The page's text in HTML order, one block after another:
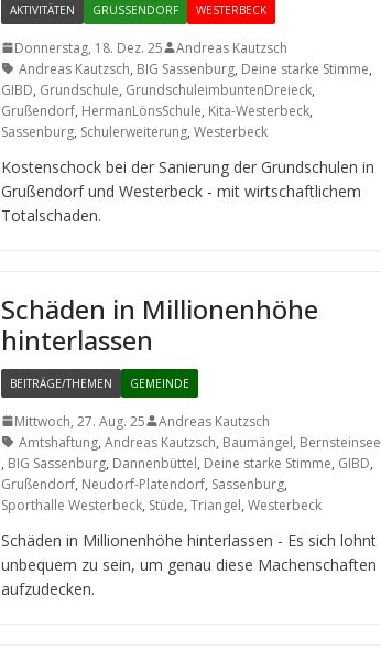
AKTIVITÄTEN GRUSSENDORF WESTERBECK
Donnerstag, 18. Dez. 25
Andreas Kautzsch
Andreas Kautzsch, BIG Sassenburg, Deine starke Stimme,
GIBD, Grundschule, GrundschuleimbuntenDreieck,
Grußendorf, HermanLönsSchule, Kita-Westerbeck,
Sassenburg, Schulerweiterung, Westerbeck
Kos­ten­schock bei der Sanie­rung der Grund­schu­len in
Gru­ßen­dorf und Wes­ter­beck - mit wirt­schaft­li­chem
Totalschaden.
Schä­den in Mil­lio­nen­höhe
hinterlassen
BEITRÄGE/THEMEN GEMEINDE
Mittwoch, 27. Aug. 25
Andreas Kautzsch
Amtshaftung, Andreas Kautzsch, Baumängel, Bernsteinsee
, BIG Sassenburg, Dannenbüttel, Deine starke Stimme, GIBD,
Grußendorf, Neudorf-Platendorf, Sassenburg,
Sporthalle Westerbeck, Stüde, Triangel, Westerbeck
Schä­den in Mil­lio­nen­höhe hin­ter­las­sen - Es sich lohnt
unbe­quem zu sein, um genau diese Machen­schaf­ten
aufzudecken.